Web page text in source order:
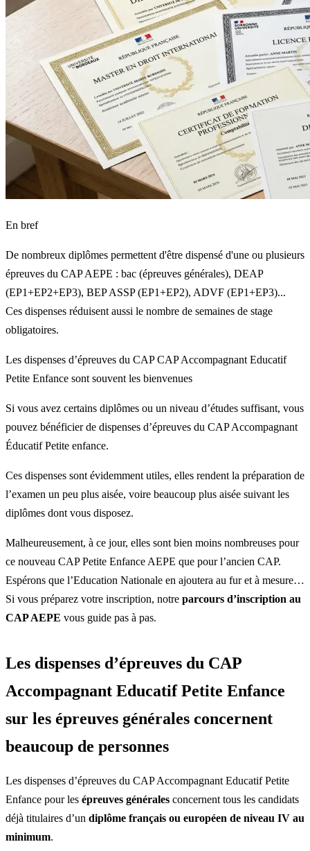
En bref
De nombreux diplômes permettent d'être dispensé d'une ou plusieurs
épreuves du CAP AEPE : bac (épreuves générales), DEAP
(EP1+EP2+EP3), BEP ASSP (EP1+EP2), ADVF (EP1+EP3)...
Ces dispenses réduisent aussi le nombre de semaines de stage
obligatoires.
Les dispenses d’épreuves du CAP CAP Accompagnant Educatif
Petite Enfance sont souvent les bienvenues
Si vous avez certains diplômes ou un niveau d’études suffisant, vous
pouvez bénéficier de dispenses d’épreuves du CAP Accompagnant
Éducatif Petite enfance.
Ces dispenses sont évidemment utiles, elles rendent la préparation de
l’examen un peu plus aisée, voire beaucoup plus aisée suivant les
diplômes dont vous disposez.
Malheureusement, à ce jour, elles sont bien moins nombreuses pour
ce nouveau CAP Petite Enfance AEPE que pour l’ancien CAP.
Espérons que l’Education Nationale en ajoutera au fur et à mesure…
Si vous préparez votre inscription, notre parcours d’inscription au
CAP AEPE vous guide pas à pas.
Les dispenses d’épreuves du CAP
Accompagnant Educatif Petite Enfance
sur les épreuves générales concernent
beaucoup de personnes
Les dispenses d’épreuves du CAP Accompagnant Educatif Petite
Enfance pour les épreuves générales concernent tous les candidats
déjà titulaires d’un diplôme français ou européen de niveau IV au
minimum.